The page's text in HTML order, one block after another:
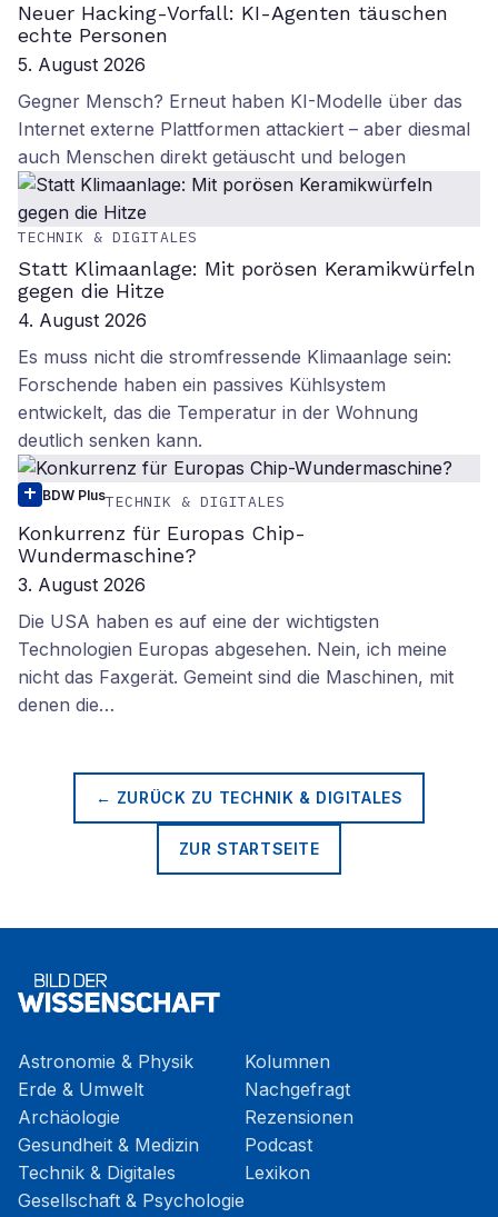
Neuer Hacking-Vorfall: KI-Agenten täuschen
echte Personen
5. August 2026
Gegner Mensch? Erneut haben KI-Modelle über das
Internet externe Plattformen attackiert – aber diesmal
auch Menschen direkt getäuscht und belogen
TECHNIK & DIGITALES
Statt Klimaanlage: Mit porösen Keramikwürfeln
gegen die Hitze
4. August 2026
Es muss nicht die stromfressende Klimaanlage sein:
Forschende haben ein passives Kühlsystem
entwickelt, das die Temperatur in der Wohnung
deutlich senken kann.
BDW PlusTECHNIK & DIGITALES
Konkurrenz für Europas Chip-
Wundermaschine?
3. August 2026
Die USA haben es auf eine der wichtigsten
Technologien Europas abgesehen. Nein, ich meine
nicht das Faxgerät. Gemeint sind die Maschinen, mit
denen die…
← ZURÜCK ZU TECHNIK & DIGITALES
ZUR STARTSEITE
Astronomie & Physik
Erde & Umwelt
Archäologie
Gesundheit & Medizin
Technik & Digitales
Gesellschaft & Psychologie
Kolumnen
Nachgefragt
Rezensionen
Podcast
Lexikon